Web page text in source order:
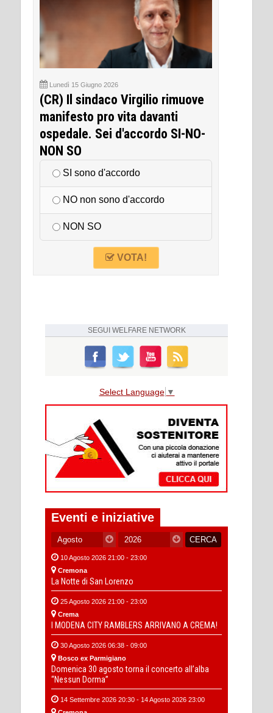
Lunedì 15 Giugno 2026
(CR) Il sindaco Virgilio rimuove
manifesto pro vita davanti
ospedale. Sei d'accordo SI-NO-
NON SO
SI sono d'accordo
NO non sono d'accordo
NON SO
VOTA!
SEGUI WELFARE NETWORK
Select Language ▼
Eventi e iniziative
10 Agosto 2026 21:00 - 23:00
Cremona
La Notte di San Lorenzo
25 Agosto 2026 21:00 - 23:00
Crema
I MODENA CITY RAMBLERS ARRIVANO A CREMA!
30 Agosto 2026 06:38 - 09:00
Bosco ex Parmigiano
Domenica 30 agosto torna il concerto all’alba
“Nessun Dorma”
14 Settembre 2026 20:30 - 14 Agosto 2026 23:00